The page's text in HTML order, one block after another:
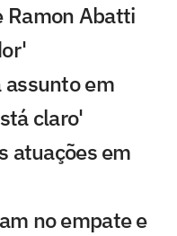
Ramon Abatti
em
claro'
atuações em
no empate e